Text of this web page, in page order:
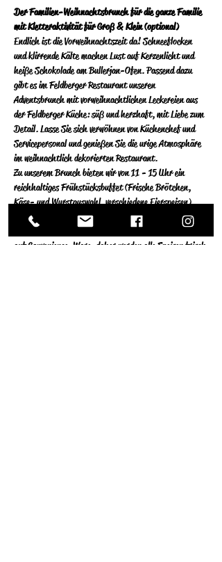
Der Familien-Weihnachtsbrunch für die ganze Familie
mit Kletteraktivität für Groß & Klein (optional)
Endlich ist die Vorweihnachtszeit da! Schneeflocken
und klirrende Kälte machen Lust auf Kerzenlicht und
heiße Schokolade am Bullerjan-Ofen. Passend dazu
gibt es im Feldberger Restaurant unseren
Adventsbrunch mit vorweihnachtlichen Leckereien aus
der Feldberger Küche: süß und herzhaft, mit Liebe zum
Detail. Lasse Sie sich verwöhnen von Küchenchef und
Servicepersonal und genießen Sie die urige Atmosphäre
im weihnachtlich dekorierten Restaurant.
Zu unserem Brunch bieten wir von 11 - 15 Uhr ein
reichhaltiges Frühstücksbuffet (Frische Brötchen,
Käse- und Wurstauswahl, verschiedene Eierspeisen),
sowie diverse Vorspeisen, Antipasti und eine bunte
Auswahl an warmen Speisen an.  Wir verzichten gänzlich
auf Convenience-Ware, daher werden alle Speisen frisch